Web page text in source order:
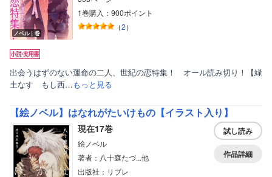
ノベル｜巻
1巻購入：900ポイント
（2）
出会うはずのない運命の二人、世紀の恋特集！ オール読み切り！【緑
土なす もし西…もっと見る
【絵ノベル】はなれがたいけもの【イラスト入り】
現在17巻
絵ノベル
著者：八十庭たづ...他
出版社：リブレ
試し読み
作品詳細